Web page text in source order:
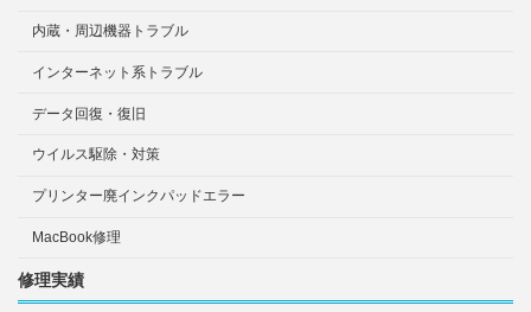
内蔵・周辺機器トラブル
インターネット系トラブル
データ回復・復旧
ウイルス駆除・対策
プリンター廃インクパッドエラー
MacBook修理
修理実績